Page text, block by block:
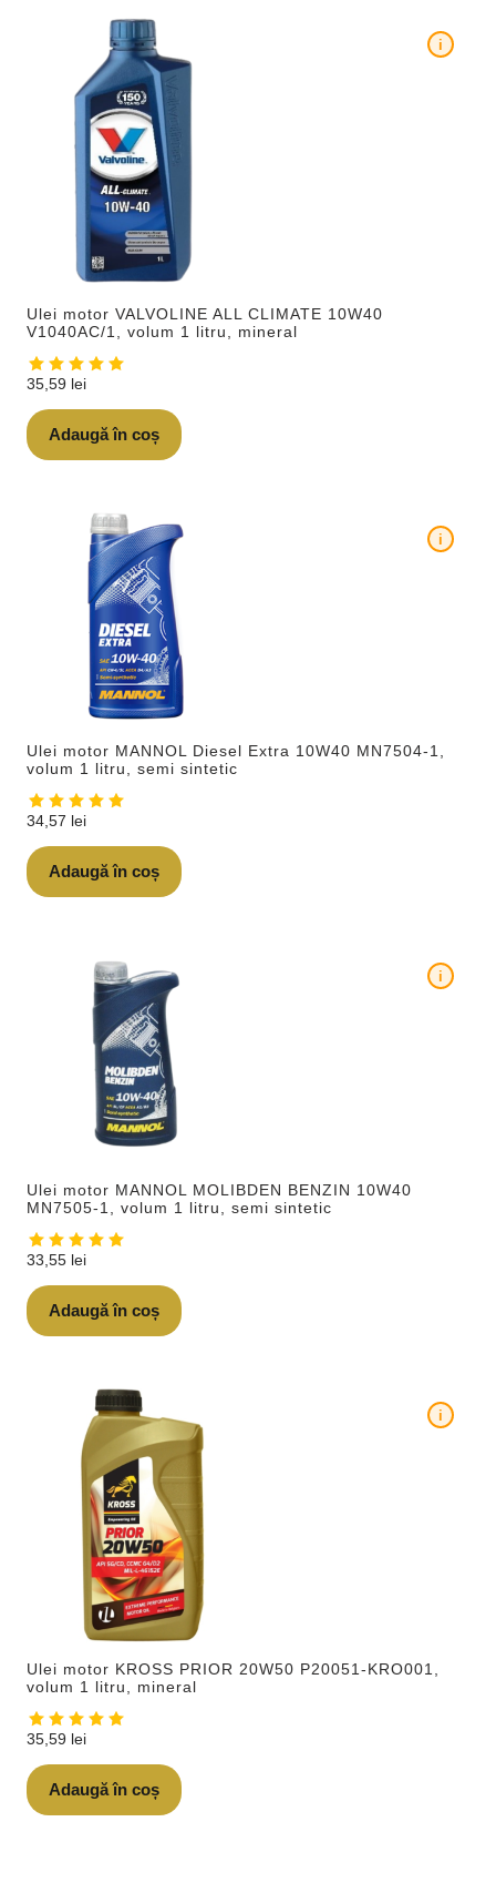
Ulei motor VALVOLINE ALL CLIMATE 10W40
V1040AC/1, volum 1 litru, mineral
i
35,59 lei
Adaugă în coș
Ulei motor MANNOL Diesel Extra 10W40 MN7504-1,
volum 1 litru, semi sintetic
i
34,57 lei
Adaugă în coș
Ulei motor MANNOL MOLIBDEN BENZIN 10W40
MN7505-1, volum 1 litru, semi sintetic
i
33,55 lei
Adaugă în coș
Ulei motor KROSS PRIOR 20W50 P20051-KRO001,
volum 1 litru, mineral
i
35,59 lei
Adaugă în coș